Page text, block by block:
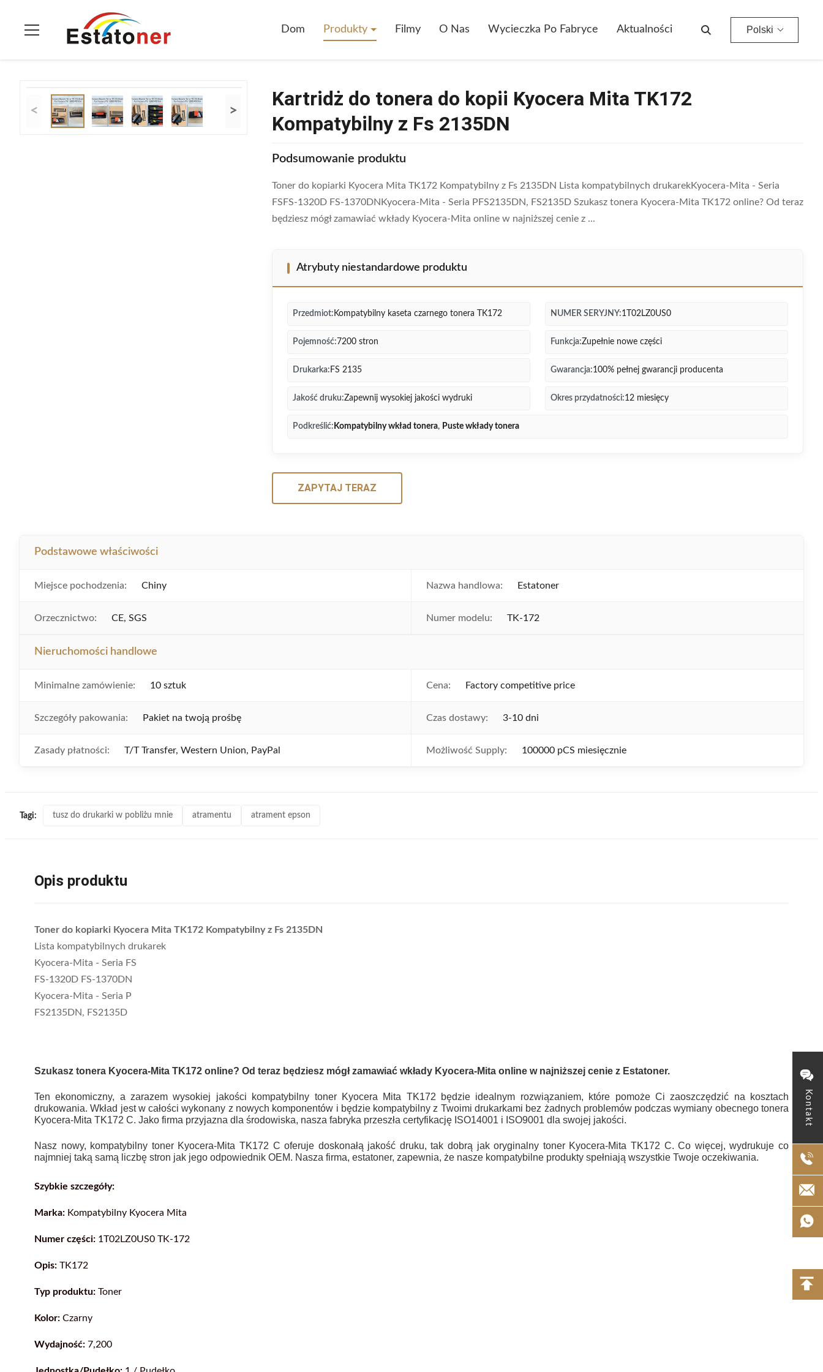
Kontakt
Dom Produkty Filmy O Nas Wycieczka Po Fabryce Aktualności Polski
produkty > Kaseta z tonerem do kopiarki
< >
Kartridż do tonera do kopii Kyocera Mita TK172
Kompatybilny z Fs 2135DN
Podsumowanie produktu
Toner do kopiarki Kyocera Mita TK172 Kompatybilny z Fs 2135DN Lista kompatybilnych drukarekKyocera-Mita - Seria
FSFS-1320D FS-1370DNKyocera-Mita - Seria PFS2135DN, FS2135D Szukasz tonera Kyocera-Mita TK172 online? Od teraz
będziesz mógł zamawiać wkłady Kyocera-Mita online w najniższej cenie z ...
Atrybuty niestandardowe produktu
Przedmiot: Kompatybilny kaseta czarnego tonera TK172 NUMER SERYJNY:1T02LZ0US0
Pojemność:7200 stron Funkcja:Zupełnie nowe części
Drukarka: FS 2135 Gwarancja:100% pełnej gwarancji producenta
Jakość druku:Zapewnij wysokiej jakości wydruki Okres przydatności:12 miesięcy
Podkreślić: Kompatybilny wkład tonera, Puste wkłady tonera
ZAPYTAJ TERAZ
Podstawowe właściwości
Miejsce pochodzenia: Chiny Nazwa handlowa: Estatoner
Orzecznictwo: CE, SGS Numer modelu: TK-172
Nieruchomości handlowe
Minimalne zamówienie: 10 sztuk Cena: Factory competitive price
Szczegóły pakowania: Pakiet na twoją prośbę Czas dostawy: 3-10 dni
Zasady płatności: T/T Transfer, Western Union, PayPal Możliwość Supply: 100000 pCS miesięcznie
Tagi: tusz do drukarki w pobliżu mnie atramentu atrament epson
Opis produktu
Toner do kopiarki Kyocera Mita TK172 Kompatybilny z Fs 2135DN
Lista kompatybilnych drukarek
Kyocera-Mita - Seria FS
FS-1320D FS-1370DN
Kyocera-Mita - Seria P
FS2135DN, FS2135D
Szukasz tonera Kyocera-Mita TK172 online? Od teraz będziesz mógł zamawiać wkłady Kyocera-Mita online w najniższej cenie z Estatoner.
Ten ekonomiczny, a zarazem wysokiej jakości kompatybilny toner Kyocera Mita TK172 będzie idealnym rozwiązaniem, które pomoże Ci zaoszczędzić na kosztach
drukowania. Wkład jest w całości wykonany z nowych komponentów i będzie kompatybilny z Twoimi drukarkami bez żadnych problemów podczas wymiany obecnego tonera
Kyocera-Mita TK172 C. Jako firma przyjazna dla środowiska, nasza fabryka przeszła certyfikację ISO14001 i ISO9001 dla swojej jakości.
Nasz nowy, kompatybilny toner Kyocera-Mita TK172 C oferuje doskonałą jakość druku, tak dobrą jak oryginalny toner Kyocera-Mita TK172 C. Co więcej, wydrukuje co
najmniej taką samą liczbę stron jak jego odpowiednik OEM. Nasza firma, estatoner, zapewnia, że nasze kompatybilne produkty spełniają wszystkie Twoje oczekiwania.
Szybkie szczegóły:
Marka: Kompatybilny Kyocera Mita
Numer części: 1T02LZ0US0 TK-172
Opis: TK172
Typ produktu: Toner
Kolor: Czarny
Wydajność: 7,200